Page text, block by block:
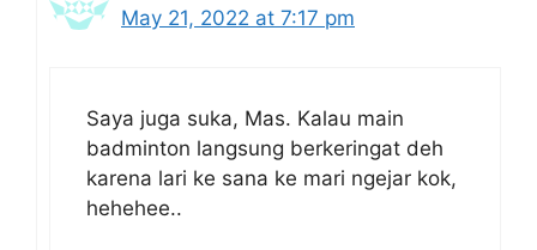
May 21, 2022 at 7:17 pm
Saya juga suka, Mas. Kalau main
badminton langsung berkeringat deh
karena lari ke sana ke mari ngejar kok,
hehehee..